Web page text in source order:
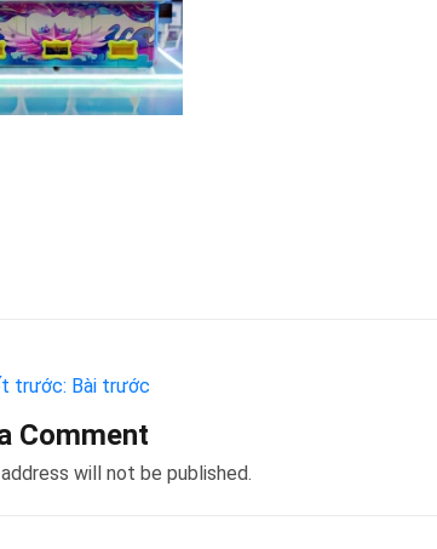
trước: Bài trước
Comment
will not be published.